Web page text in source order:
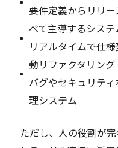
要件定義からリリ
べて主導するシス
リアルタイムで仕
動リファクタリング
バグやセキュリテ
理システム
ただし、人の役割が